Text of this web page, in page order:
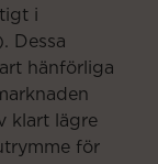
i
Dessa
hänförliga
klart lägre
för